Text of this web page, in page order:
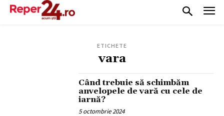
ETICHETE
vara
Când trebuie să schimbăm
anvelopele de vară cu cele de
iarnă?
5 octombrie 2024